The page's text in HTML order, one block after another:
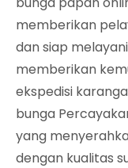
memberikan
dan siap
memberikan
ekspedisi
bunga
yang
dengan kualitas